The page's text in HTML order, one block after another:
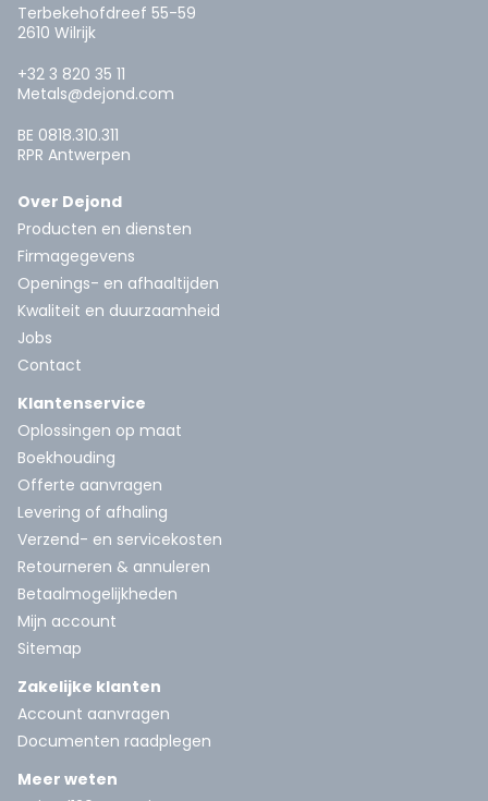
Terbekehofdreef 55-59
2610 Wilrijk
+32 3 820 35 11
Metals@dejond.com
BE 0818.310.311
RPR Antwerpen
Over Dejond
Producten en diensten
Firmagegevens
Openings- en afhaaltijden
Kwaliteit en duurzaamheid
Jobs
Contact
Klantenservice
Oplossingen op maat
Boekhouding
Offerte aanvragen
Levering of afhaling
Verzend- en servicekosten
Retourneren & annuleren
Betaalmogelijkheden
Mijn account
Sitemap
Zakelijke klanten
Account aanvragen
Documenten raadplegen
Meer weten